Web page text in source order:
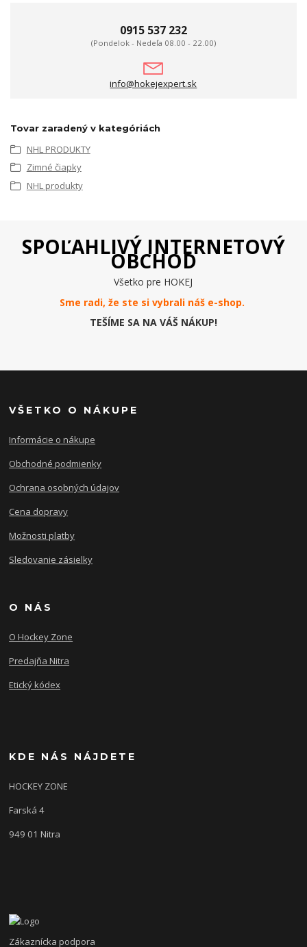
0915 537 232
(Pondelok - Nedeľa 08.00 - 22.00)
info@hokejexpert.sk
Tovar zaradený v kategóriách
NHL PRODUKTY
Zimné čiapky
NHL produkty
SPOĽAHLIVÝ INTERNETOVÝ
OBCHOD
Všetko pre HOKEJ
Sme radi, že ste si vybrali náš e-shop.
TEŠÍME SA NA VÁŠ NÁKUP!
VŠETKO O NÁKUPE
Informácie o nákupe
Obchodné podmienky
Ochrana osobných údajov
Cena dopravy
Možnosti platby
Sledovanie zásielky
O NÁS
O Hockey Zone
Predajňa Nitra
Etický kódex
KDE NÁS NÁJDETE
HOCKEY ZONE
Farská 4
949 01 Nitra
Zákaznícka podpora